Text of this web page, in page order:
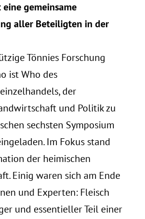
gemeinsame
aller Beteiligten in der
Tönnies Forschung
ist Who des
der
und Politik zu
sechsten Symposium
Im Fokus stand
der heimischen
Einig waren sich am Ende
und Experten: Fleisch
und essentieller Teil einer